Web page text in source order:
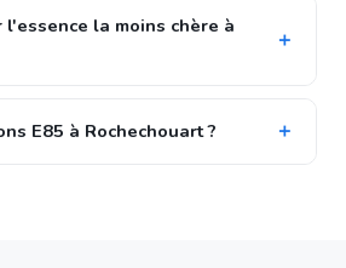
l'essence la moins chère à
E85 à Rochechouart ?